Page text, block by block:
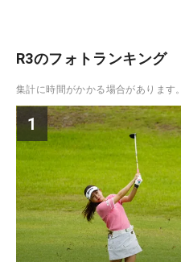
R3のフォトランキング
集計に時間がかかる場合があります。
1